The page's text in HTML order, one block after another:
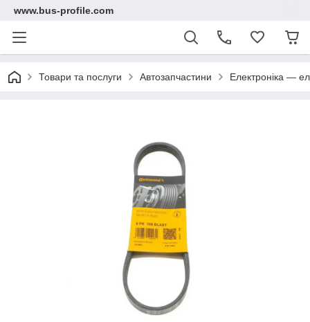
www.bus-profile.com
Товари та послуги Автозапчастини Електроніка —